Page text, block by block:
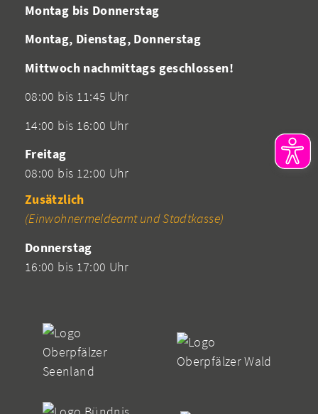
Montag bis Donnerstag
Montag, Dienstag, Donnerstag
Mittwoch nachmittags geschlossen!
08:00 bis 11:45 Uhr
14:00 bis 16:00 Uhr
Freitag
08:00 bis 12:00 Uhr
Zusätzlich
(Einwohnermeldeamt und Stadtkasse)
Donnerstag
16:00 bis 17:00 Uhr